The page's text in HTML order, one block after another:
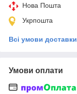
Нова Пошта
Укрпошта
Всі умови доставки
Умови оплати